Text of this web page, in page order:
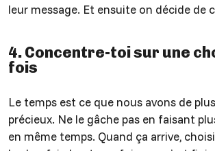
leur message. Et ensuite on décide de
4. Concentre-toi sur une
fois
Le temps est ce que nous avons de
précieux. Ne le gâche pas en faisant
en même temps. Quand ça arrive,